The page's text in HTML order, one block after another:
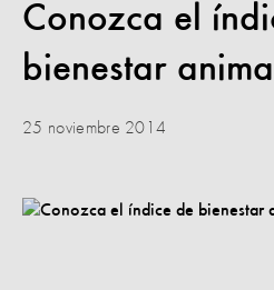
Conozca el
bienestar
25 noviembre 2014